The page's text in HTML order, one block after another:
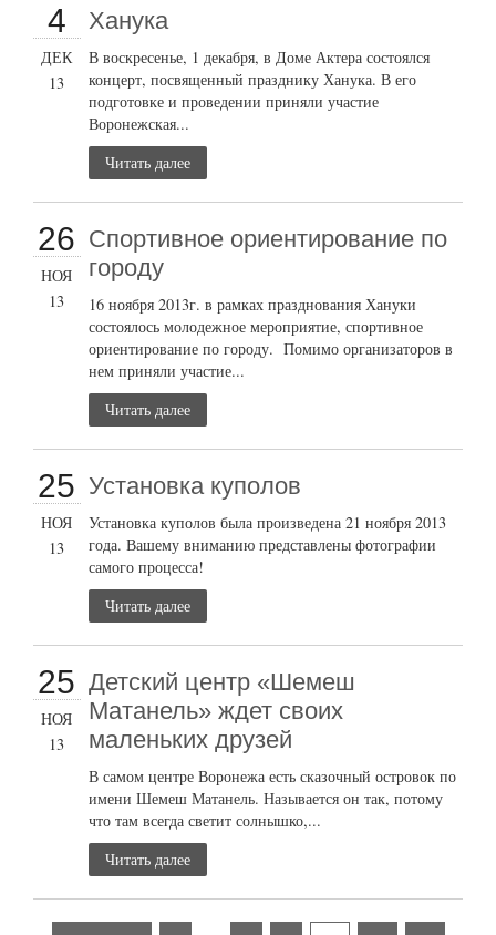
4
ДЕК
13
Ханука
В воскресенье, 1 декабря, в Доме Актера состоялся
концерт, посвященный празднику Ханука. В его
подготовке и проведении приняли участие
Воронежская...
Читать далее
26
НОЯ
13
Cпортивное ориентирование по
городу
16 ноября 2013г. в рамках празднования Хануки
состоялось молодежное мероприятие, спортивное
ориентирование по городу. Помимо организаторов в
нем приняли участие...
Читать далее
25
НОЯ
13
Установка куполов
Установка куполов была произведена 21 ноября 2013
года. Вашему вниманию представлены фотографии
самого процесса!
Читать далее
25
НОЯ
13
Детский центр «Шемеш
Матанель» ждет своих
маленьких друзей
В самом центре Воронежа есть сказочный островок по
имени Шемеш Матанель. Называется он так, потому
что там всегда светит солнышко,...
Читать далее